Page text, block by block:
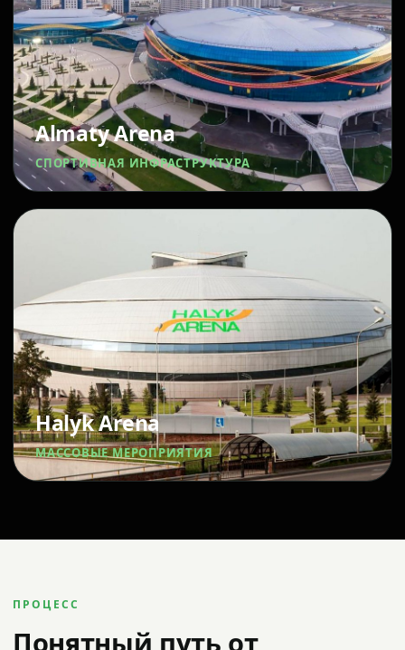
Almaty Arena
СПОРТИВНАЯ ИНФРАСТРУКТУРА
Halyk Arena
МАССОВЫЕ МЕРОПРИЯТИЯ
ПРОЦЕСС
Понятный путь от